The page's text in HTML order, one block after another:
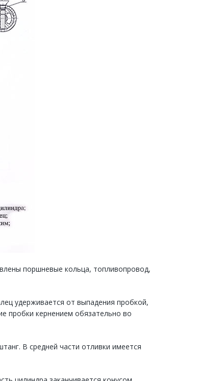
поршневые кольца, топливопровод,
удерживается от выпадения пробкой,
пробки кернением обязательно во
В средней части отливки имеется